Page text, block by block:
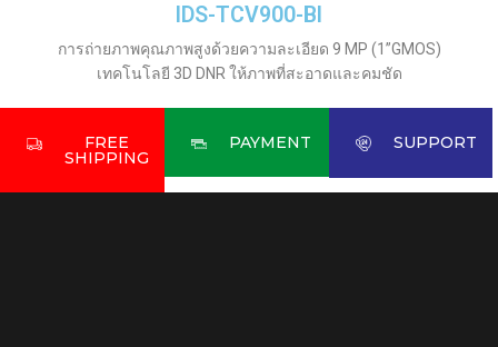
IDS-TCV900-BI
การถ่ายภาพคุณภาพสูงด้วยความละเอียด 9 MP (1”GMOS)
เทคโนโลยี 3D DNR ให้ภาพที่สะอาดและคมชัด
FREE
SHIPPING
PAYMENT SUPPORT